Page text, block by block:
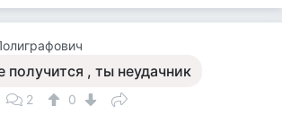
получится , ты неудачник
2
0